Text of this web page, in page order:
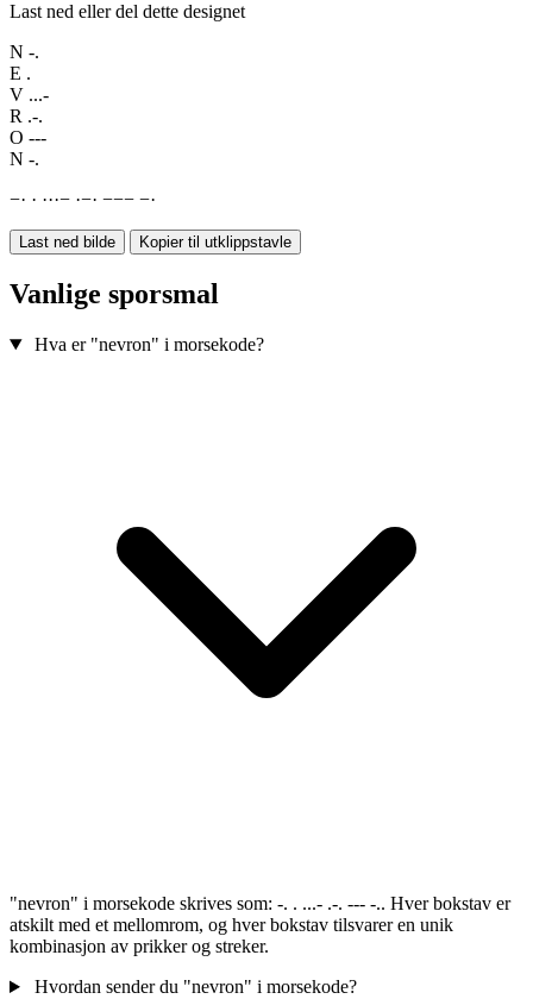
Last ned eller del dette designet
N -.
E .
V ...-
R .-.
O ---
N -.
−· · ···− ·−· −−− −·
Last ned bilde Kopier til utklippstavle
Vanlige sporsmal
Hva er "nevron" i morsekode?
"nevron" i morsekode skrives som: -. . ...- .-. --- -.. Hver bokstav er
atskilt med et mellomrom, og hver bokstav tilsvarer en unik
kombinasjon av prikker og streker.
Hvordan sender du "nevron" i morsekode?